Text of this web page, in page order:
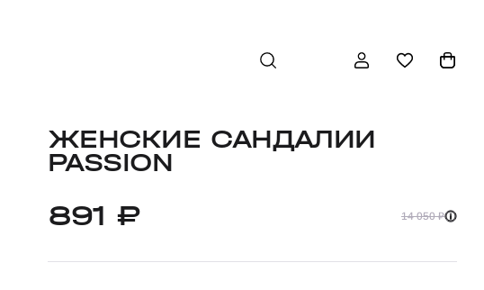
ЖЕНСКИЕ САНДАЛИИ
PASSION
891 ₽ 14 050 ₽